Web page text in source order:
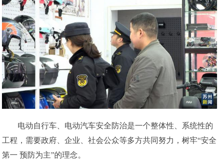
电动自行车、电动汽车安全防治是一个整体性、系统性的
工程，需要政府、企业、社会公众等多方共同努力，树牢“安全
第一 预防为主”的理念。